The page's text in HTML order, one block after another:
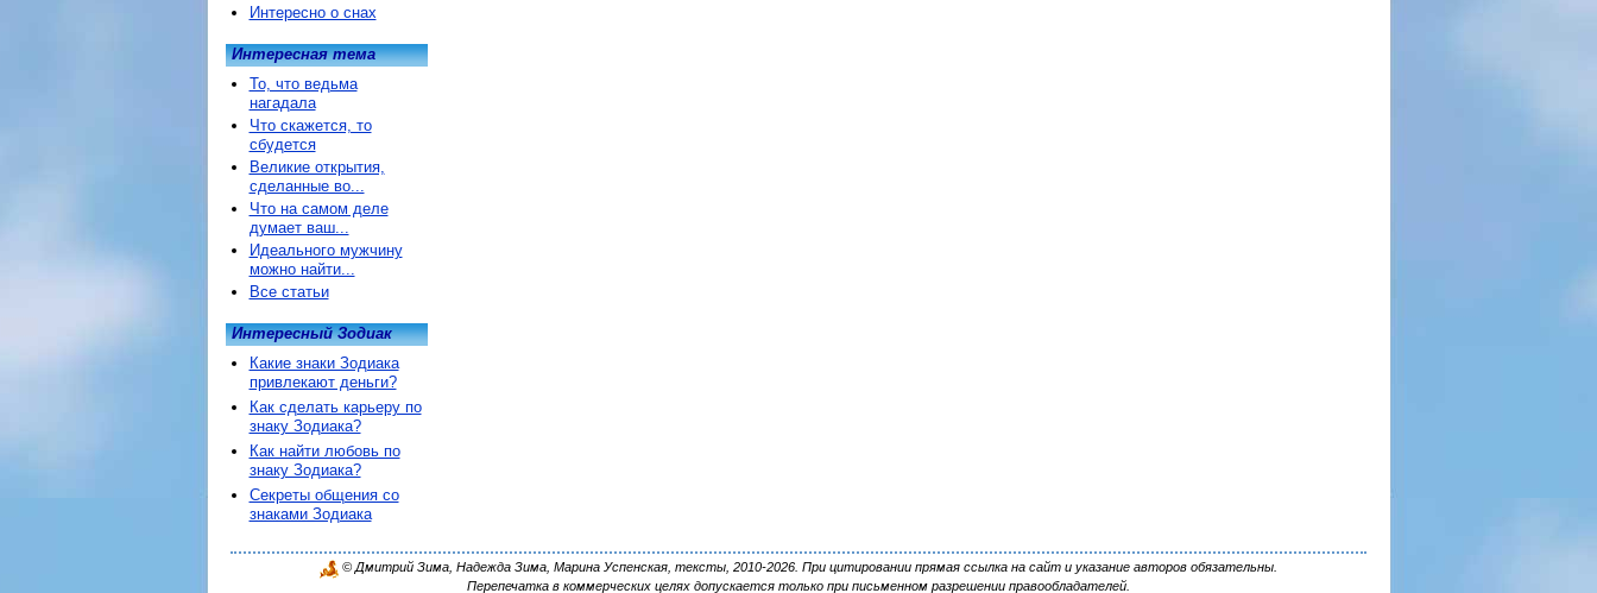
Интересно о снах
Интересная тема
То, что ведьма
нагадала
Что скажется, то
сбудется
Великие открытия,
сделанные во...
Что на самом деле
думает ваш...
Идеального мужчину
можно найти...
Все статьи
Интересный Зодиак
Какие знаки Зодиака
привлекают деньги?
Как сделать карьеру по
знаку Зодиака?
Как найти любовь по
знаку Зодиака?
Секреты общения со
знаками Зодиака
© Дмитрий Зима, Надежда Зима, Марина Успенская, тексты, 2010-2026. При цитировании прямая ссылка на сайт и указание авторов обязательны.
Перепечатка в коммерческих целях допускается только при письменном разрешении правообладателей.